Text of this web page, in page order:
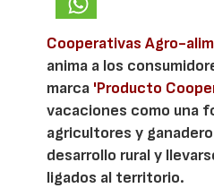
Cooperativas Agro-
anima a los
marca 'Producto
vacaciones como una
agricultores y
desarrollo rural y
ligados al territorio.